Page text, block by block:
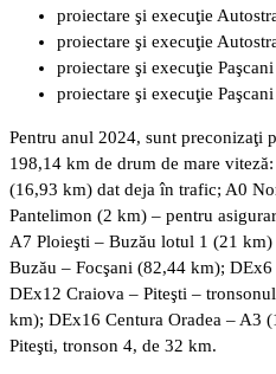
proiectare şi execuţie
proiectare şi execuţie
proiectare şi execuţie
proiectare şi execuţie
Pentru anul 2024, sunt preconizaţi
198,14 km de drum de mare
(16,93 km) dat deja în trafic; A0
Pantelimon (2 km) – pentru
A7 Ploieşti – Buzău lotul 1 (21
Buzău – Focşani (82,44 km);
DEx12 Craiova – Piteşti –
km); DEx16 Centura Oradea – A3
Piteşti, tronson 4, de 32 km.